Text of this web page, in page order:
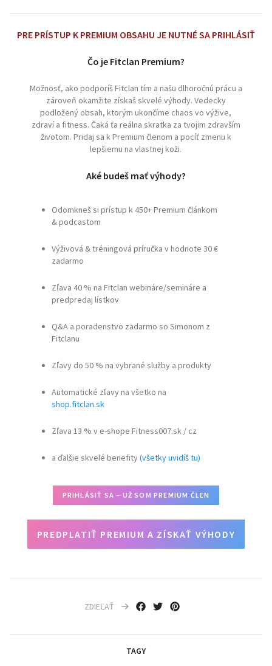
PRE PRÍSTUP K PREMIUM OBSAHU JE NUTNÉ SA PRIHLÁSIŤ
Čo je Fitclan Premium?
Možnosť, ako podporíš Fitclan tím a našu dlhoročnú prácu a
zároveň okamžite získaš skvelé výhody. Vedecky
podložený obsah, ktorým ukončíme chaos vo výžive,
zdraví a fitness. Čaká ťa reálna skratka za tvojim zdravším
životom. Pridaj sa k Premium členom a pocíť zmenu k
lepšiemu na vlastnej koži.
Aké budeš mať výhody?
Odomkneš si prístup k 450+ Premium článkom
& podcastom
Výživová & tréningová príručka v hodnote 30 €
zadarmo
Zľava 40 % na Fitclan webináre/semináre a
predpredaj lístkov
Q&A a poradenstvo zadarmo so Simonom z
Fitclanu
Zľavy do 50 % na vybrané služby a produkty
Automatické zľavy na všetko na
shop.fitclan.sk
Zľava 13 % v e-shope Fitness007.sk / cz
a ďalšie skvelé benefity(všetky uvidíš tu)
PRIHLÁSIŤ SA – UŽ SOM PREMIUM ČLEN
PREDPLATIŤ PREMIUM A ZÍSKAŤ VÝHODY
ZDIEĽAŤ
TAGY